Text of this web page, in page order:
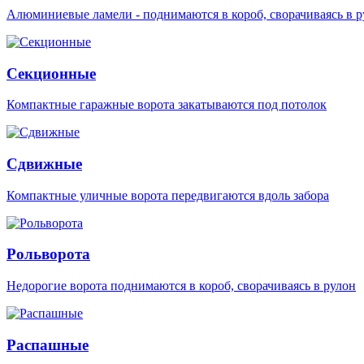
Алюминиевые ламели - поднимаются в короб, сворачиваясь в
Секционные
Компактные гаражные ворота закатываются под потолок
Сдвижные
Компактные уличные ворота передвигаются вдоль забора
Рольворота
Недорогие ворота поднимаются в короб, сворачиваясь в рулон
Распашные